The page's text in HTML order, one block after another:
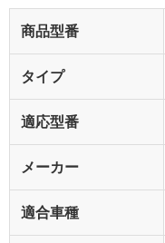
商品型番
タイプ
適応型番
メーカー
適合車種